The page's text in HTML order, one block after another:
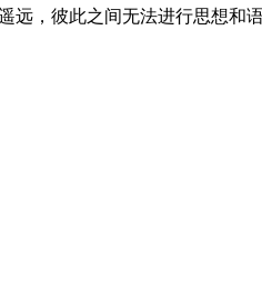
，彼此之间无法进行思想和